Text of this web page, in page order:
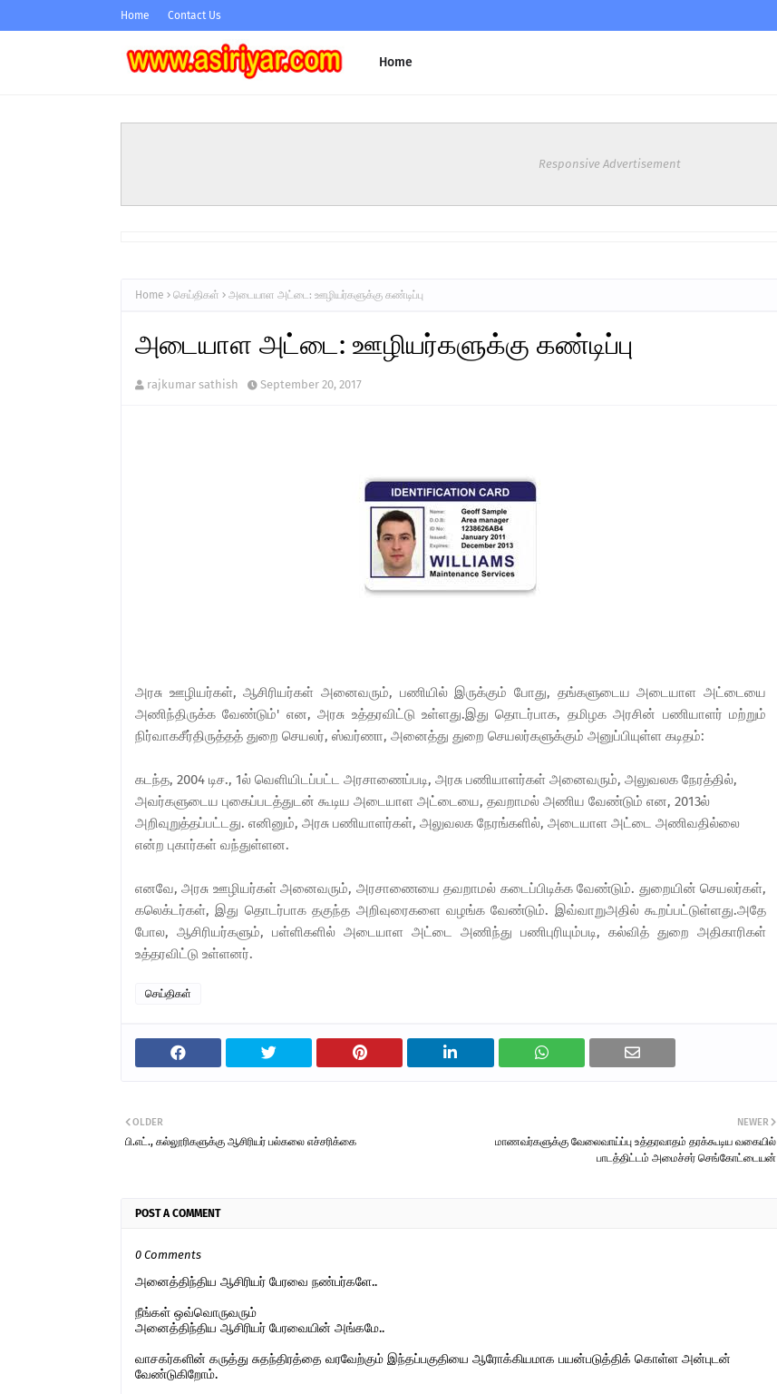
Home Contact Us
Home
Responsive Advertisement
Home செய்திகள் அடையாள அட்டை: ஊழியர்களுக்கு கண்டிப்பு
அடையாள அட்டை: ஊழியர்களுக்கு கண்டிப்பு
rajkumar sathish September 20, 2017
அரசு ஊழியர்கள், ஆசிரியர்கள் அனைவரும், பணியில் இருக்கும் போது, தங்களுடைய அடையாள அட்டையை
அணிந்திருக்க வேண்டும்' என, அரசு உத்தரவிட்டு உள்ளது.இது தொடர்பாக, தமிழக அரசின் பணியாளர் மற்றும்
நிர்வாகசீர்திருத்தத் துறை செயலர், ஸ்வர்ணா, அனைத்து துறை செயலர்களுக்கும் அனுப்பியுள்ள கடிதம்:
கடந்த, 2004 டிச., 1ல் வெளியிடப்பட்ட அரசாணைப்படி, அரசு பணியாளர்கள் அனைவரும், அலுவலக நேரத்தில்,
அவர்களுடைய புகைப்படத்துடன் கூடிய அடையாள அட்டையை, தவறாமல் அணிய வேண்டும் என, 2013ல்
அறிவுறுத்தப்பட்டது. எனினும், அரசு பணியாளர்கள், அலுவலக நேரங்களில், அடையாள அட்டை அணிவதில்லை
என்ற புகார்கள் வந்துள்ளன.
எனவே, அரசு ஊழியர்கள் அனைவரும், அரசாணையை தவறாமல் கடைப்பிடிக்க வேண்டும். துறையின் செயலர்கள்,
கலெக்டர்கள், இது தொடர்பாக தகுந்த அறிவுரைகளை வழங்க வேண்டும். இவ்வாறுஅதில் கூறப்பட்டுள்ளது.அதே
போல, ஆசிரியர்களும், பள்ளிகளில் அடையாள அட்டை அணிந்து பணிபுரியும்படி, கல்வித் துறை அதிகாரிகள்
உத்தரவிட்டு உள்ளனர்.
செய்திகள்
NEWER
மாணவர்களுக்கு வேலைவாய்ப்பு உத்தரவாதம் தரக்கூடிய வகையில்
பாடத்திட்டம் அமைச்சர் செங்கோட்டையன்
OLDER
பி.எட்., கல்லூரிகளுக்கு ஆசிரியர் பல்கலை எச்சரிக்கை
POST A COMMENT
0 Comments
அனைத்திந்திய ஆசிரியர் பேரவை நண்பர்களே..
நீங்கள் ஒவ்வொருவரும்
அனைத்திந்திய ஆசிரியர் பேரவையின் அங்கமே..
வாசகர்களின் கருத்து சுதந்திரத்தை வரவேற்கும் இந்தப்பகுதியை ஆரோக்கியமாக பயன்படுத்திக் கொள்ள அன்புடன்
வேண்டுகிறோம்.